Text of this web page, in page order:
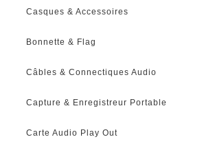
Casques & Accessoires
Bonnette & Flag
Câbles & Connectiques Audio
Capture & Enregistreur Portable
Carte Audio Play Out